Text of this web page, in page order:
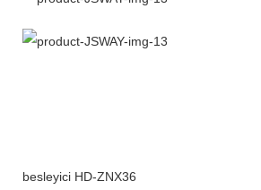
besleyici HD-ZNX36